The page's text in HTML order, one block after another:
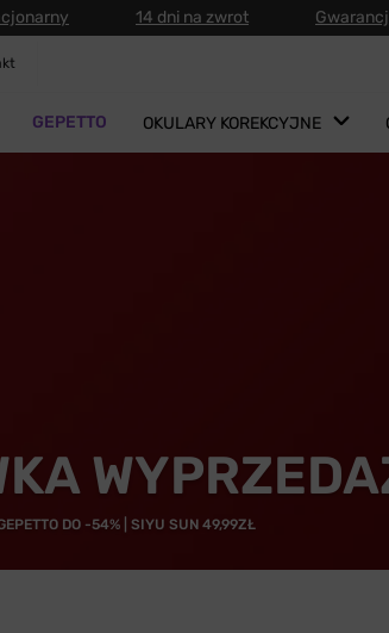
14 dni na zwrot
GEPETTO OKULARY KOREKCYJNE
DO -54% | SIYU SUN 49,99ZŁ